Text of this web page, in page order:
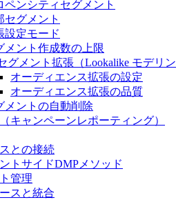
ペンシティセグメント
セグメント
設定モード
メント作成数の上限
グメント拡張（Lookalike モデリ
オーディエンス拡張の設定
オーディエンス拡張の品質
メントの自動削除
キャンペーンレポーティング）
との接続
トサイドDMPメソッド
管理
スと統合